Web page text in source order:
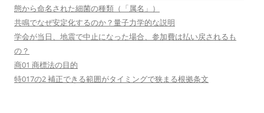
態から命名された細菌の種類（「属名」）
共鳴でなぜ安定化するのか？量子力学的な説明
学会が当日、地震で中止になった場合、参加費は払い戻されるも
の？
商01 商標法の目的
特017の2 補正できる範囲がタイミングで狭まる根拠条文